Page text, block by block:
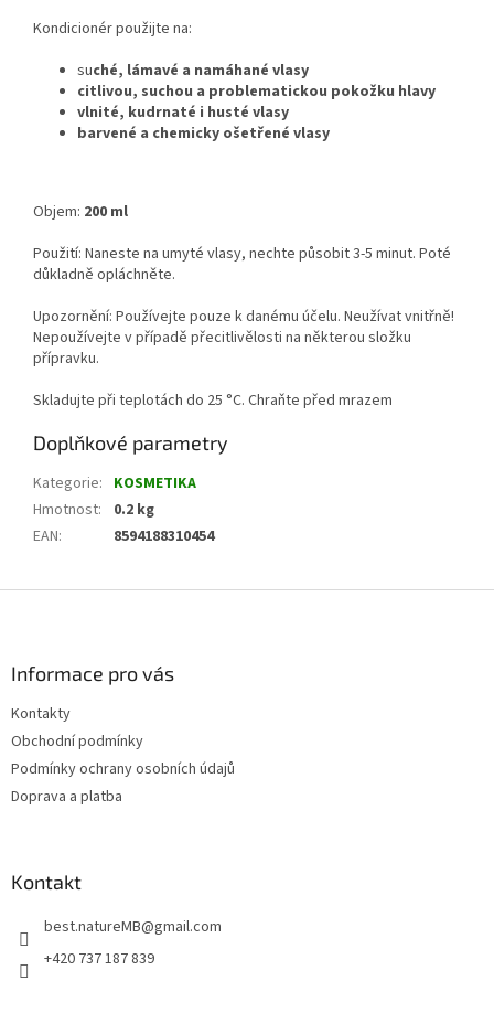
Kondicionér použijte na:
suché, lámavé a namáhané vlasy
citlivou, suchou a problematickou pokožku hlavy
vlnité, kudrnaté i husté vlasy
barvené a chemicky ošetřené vlasy
Objem: 200 ml
Použití: Naneste na umyté vlasy, nechte působit 3-5 minut. Poté
důkladně opláchněte.
Upozornění: Používejte pouze k danému účelu. Neužívat vnitřně!
Nepoužívejte v případě přecitlivělosti na některou složku
přípravku.
Skladujte při teplotách do 25 °C. Chraňte před mrazem
Doplňkové parametry
Kategorie: KOSMETIKA
Hmotnost:
0.2 kg
EAN: 8594188310454
Informace pro vás
Kontakty
Obchodní podmínky
Podmínky ochrany osobních údajů
Doprava a platba
Kontakt
best.natureMB@gmail.com
+420 737 187 839